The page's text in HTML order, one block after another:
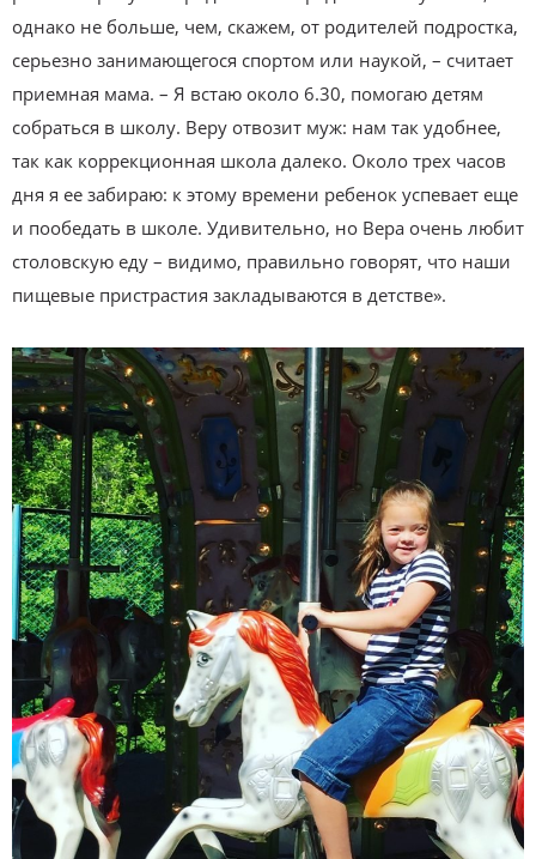
однако не больше, чем, скажем, от родителей подростка,
серьезно занимающегося спортом или наукой, – считает
приемная мама. – Я встаю около 6.30, помогаю детям
собраться в школу. Веру отвозит муж: нам так удобнее,
так как коррекционная школа далеко. Около трех часов
дня я ее забираю: к этому времени ребенок успевает еще
и пообедать в школе. Удивительно, но Вера очень любит
столовскую еду – видимо, правильно говорят, что наши
пищевые пристрастия закладываются в детстве».